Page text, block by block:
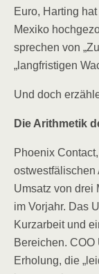
Euro, Harting
Mexiko
sprechen von
„langfristigen
Und doch
Die Arithmetik
Phoenix
ostwestfälischen
Umsatz von drei
im Vorjahr. Das
Kurzarbeit und
Bereichen.
Erholung, die